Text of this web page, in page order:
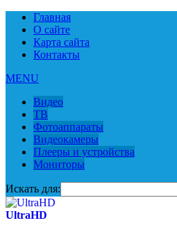
Главная
О сайте
Карта сайта
Контакты
MENU
Видео
ТВ
Фотоаппараты
Видеокамеры
Плееры и устройства
Мониторы
Искать для:
UltraHD